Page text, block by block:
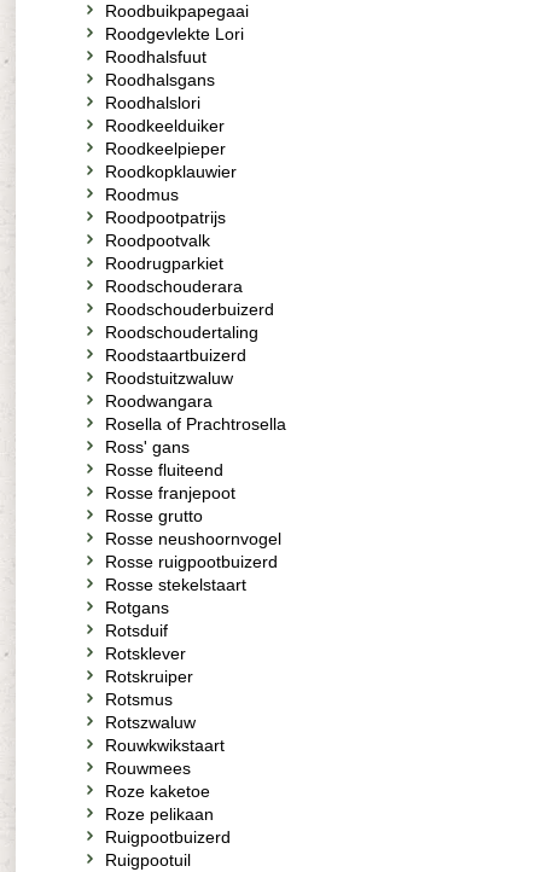
Roodbuikpapegaai
Roodgevlekte Lori
Roodhalsfuut
Roodhalsgans
Roodhalslori
Roodkeelduiker
Roodkeelpieper
Roodkopklauwier
Roodmus
Roodpootpatrijs
Roodpootvalk
Roodrugparkiet
Roodschouderara
Roodschouderbuizerd
Roodschoudertaling
Roodstaartbuizerd
Roodstuitzwaluw
Roodwangara
Rosella of Prachtrosella
Ross' gans
Rosse fluiteend
Rosse franjepoot
Rosse grutto
Rosse neushoornvogel
Rosse ruigpootbuizerd
Rosse stekelstaart
Rotgans
Rotsduif
Rotsklever
Rotskruiper
Rotsmus
Rotszwaluw
Rouwkwikstaart
Rouwmees
Roze kaketoe
Roze pelikaan
Ruigpootbuizerd
Ruigpootuil